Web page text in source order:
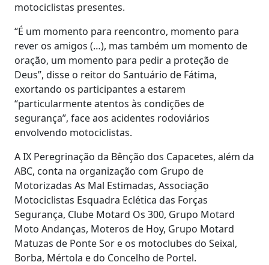
motociclistas presentes.
“É um momento para reencontro, momento para
rever os amigos (…), mas também um momento de
oração, um momento para pedir a proteção de
Deus”, disse o reitor do Santuário de Fátima,
exortando os participantes a estarem
“particularmente atentos às condições de
segurança”, face aos acidentes rodoviários
envolvendo motociclistas.
A IX Peregrinação da Bênção dos Capacetes, além da
ABC, conta na organização com Grupo de
Motorizadas As Mal Estimadas, Associação
Motociclistas Esquadra Eclética das Forças
Segurança, Clube Motard Os 300, Grupo Motard
Moto Andanças, Moteros de Hoy, Grupo Motard
Matuzas de Ponte Sor e os motoclubes do Seixal,
Borba, Mértola e do Concelho de Portel.